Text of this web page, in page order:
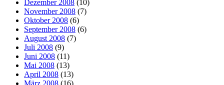
Dezember 2008 (10)
November 2008 (7)
Oktober 2008 (6)
September 2008 (6)
August 2008 (7)
Juli 2008 (9)
Juni 2008 (11)
Mai 2008 (13)
April 2008 (13)
März 2008 (16)